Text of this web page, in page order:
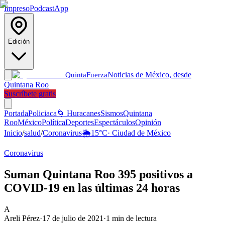
ImpresoPodcastApp
Edición
QuintaFuerzaNoticias de México, desde
Quintana Roo
Suscríbete gratis
PortadaPoliciaca 🌀 HuracanesSismosQuintana
RooMéxicoPolíticaDeportesEspectáculosOpinión
Inicio/salud/Coronavirus🌦️15°C· Ciudad de México
Coronavirus
Suman Quintana Roo 395 positivos a
COVID-19 en las últimas 24 horas
A
Areli Pérez·17 de julio de 2021 ·1 min de lectura